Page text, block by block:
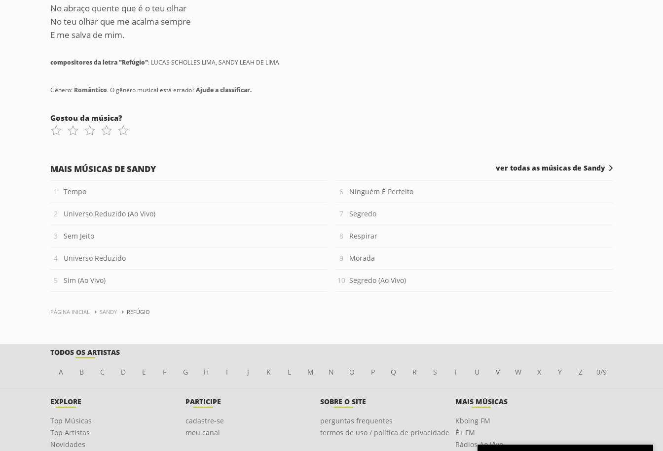
No abraço quente que é o teu olhar
No teu olhar que me acalma sempre
E me salva de mim.
compositores da letra "Refúgio": LUCAS SCHOLLES LIMA, SANDY LEAH DE LIMA
Gênero: Romântico. O gênero musical está errado?Ajude a classificar.
Gostou da música?
MAIS MÚSICAS DE SANDY
Tempo
Universo Reduzido (Ao Vivo)
Sem Jeito
Universo Reduzido
Sim (Ao Vivo)
Ninguém É Perfeito
Segredo
Respirar
Morada
Segredo (Ao Vivo)
ver todas as músicas de Sandy
PÁGINA INICIAL SANDY REFÚGIO
TODOS OS ARTISTAS
A B C D E F G H I J K L M N O P Q R S T U V W X Y Z 0/9
EXPLORE
Top Músicas
Top Artistas
Novidades
PARTICIPE
cadastre-se
meu canal
SOBRE O SITE
perguntas frequentes
termos de uso / política de privacidade
MAIS MÚSICAS
Kboing FM
É+ FM
Rádios Ao Vivo